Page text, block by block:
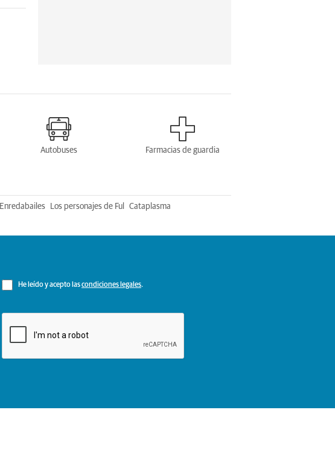
Autobuses Farmacias de guardia
Enredabailes Los personajes de Ful Cataplasma
He leído y acepto lascondiciones legales.